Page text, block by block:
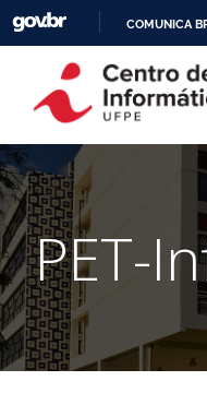
COMUNICA
PET-